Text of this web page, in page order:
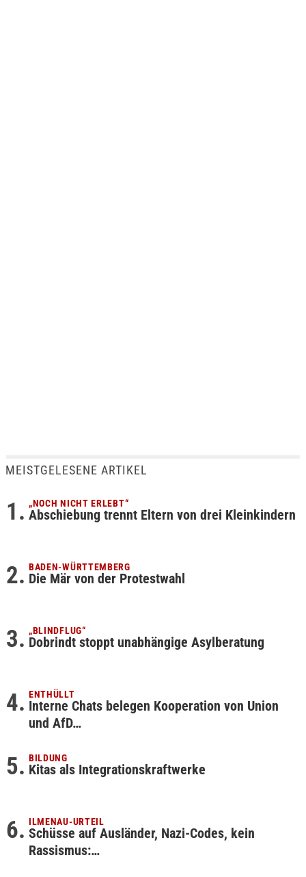
MEISTGELESENE ARTIKEL
„NOCH NICHT ERLEBT“
Abschiebung trennt Eltern von drei Kleinkindern
BADEN-WÜRTTEMBERG
Die Mär von der Protestwahl
„BLINDFLUG“
Dobrindt stoppt unabhängige Asylberatung
ENTHÜLLT
Interne Chats belegen Kooperation von Union
und AfD…
BILDUNG
Kitas als Integrationskraftwerke
ILMENAU-URTEIL
Schüsse auf Ausländer, Nazi-Codes, kein
Rassismus:…